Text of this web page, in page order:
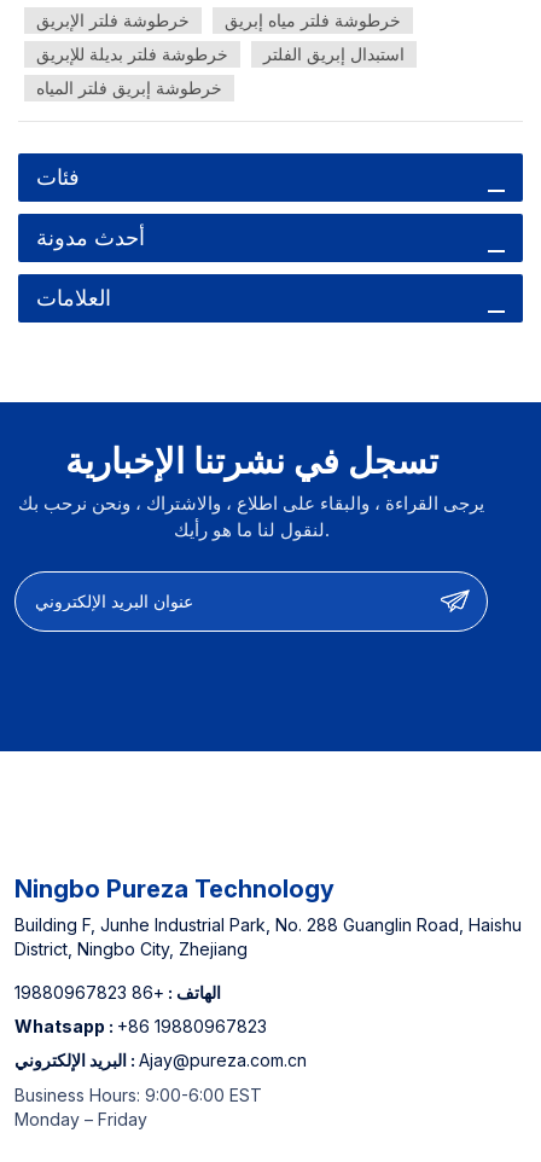
مياه الشرب اليومية في المنزل ليست تر...
خرطوشة فلتر الإبريق
خرطوشة فلتر مياه إبريق
خرطوشة فلتر بديلة للإبريق
استبدال إبريق الفلتر
خرطوشة إبريق فلتر المياه
فئات
أحدث مدونة
العلامات
تسجل في نشرتنا الإخبارية
يرجى القراءة ، والبقاء على اطلاع ، والاشتراك ، ونحن نرحب بك
لنقول لنا ما هو رأيك.
Ningbo Pureza Technology
Building F, Junhe Industrial Park, No. 288 Guanglin Road, Haishu
District, Ningbo City, Zhejiang
الهاتف : +86 19880967823
Whatsapp : +86 19880967823
البريد الإلكتروني : Ajay@pureza.com.cn
Business Hours: 9:00-6:00 EST
Monday – Friday